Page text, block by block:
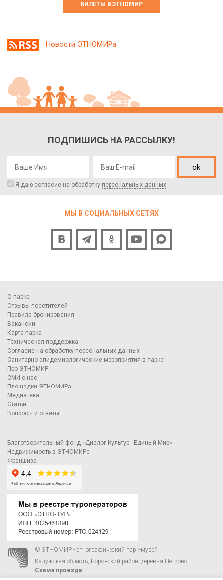
БИЛЕТЫ В ЭТНОМИР
Новости ЭТНОМИРа
ПОДПИШИСЬ НА РАССЫЛКУ!
ok
Я даю согласие на обработку персональных данных
МЫ В СОЦИАЛЬНЫХ СЕТЯХ
О парке
Отзывы посетителей
Правила бронирования
Вакансии
Карта парка
Техническая поддержка
Согласие на обработку персональных данных
Санитарно-эпидемиологические мероприятия в парке
Про ЭТНОМИР
СМИ о нас
Площадки ЭТНОМИРа
Медиатека
Статьи
Вопросы и ответы
Благотворительный фонд «Диалог Культур - Единый Мир»
Недвижимость в ЭТНОМИРе
Франшиза
© ЭТНОМИР - этнографический парк-музей
Калужская область, Боровский район, деревня Петрово.
Схема проезда